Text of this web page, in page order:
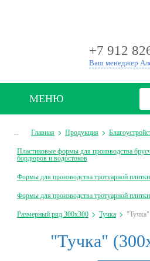
+7 912
Ваш менеджер
МЕНЮ
... Главная Продукция
Пластиковые формы для производства
бордюров и водостоков
Формы для производства тротуарной плитки
Формы для производства тротуарной
Размерный ряд 300х300 Тучка
"Тучка"